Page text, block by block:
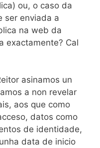
ou, o caso da
ser enviada a
na web da
exactamente? Cal
asinamos un
a non revelar
aos que como
datos como
de identidade,
data de inicio